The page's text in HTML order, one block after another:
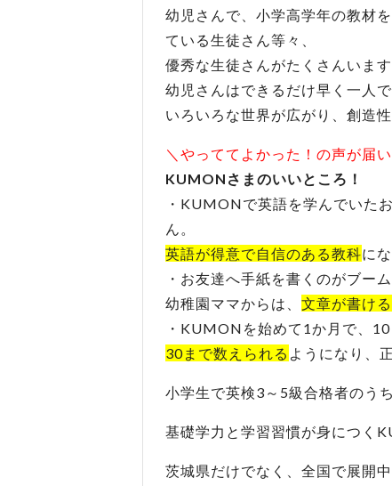
幼児さんで、小学高学年の教材
ている生徒さん等々、
優秀な生徒さんがたくさんいます
幼児さんはできるだけ早く一人
いろいろな世界が広がり、創造
＼やっててよかった！の声が届
KUMONさまのいいところ！
・KUMONで英語を学んでいた
ん。
英語が得意で自信のある教科に
・お友達へ手紙を書くのがブー
幼稚園ママからは、 文章が書け
・KUMONを始めて1か月で、
30まで数えられる ようになり、
小学生で英検3～5級合格者のうち
基礎学力と学習習慣が身につく
茨城県だけでなく、全国で展開中